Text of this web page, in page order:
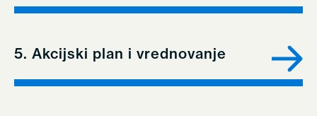
5. Akcijski plan i vrednovanje